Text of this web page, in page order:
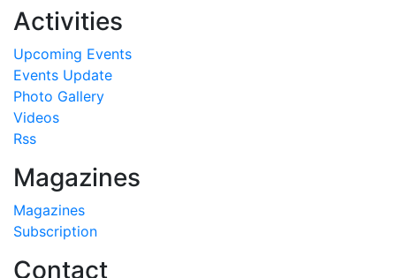
Activities
Upcoming Events
Events Update
Photo Gallery
Videos
Rss
Magazines
Magazines
Subscription
Contact